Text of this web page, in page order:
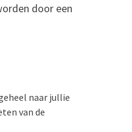
door een
naar jullie
van de